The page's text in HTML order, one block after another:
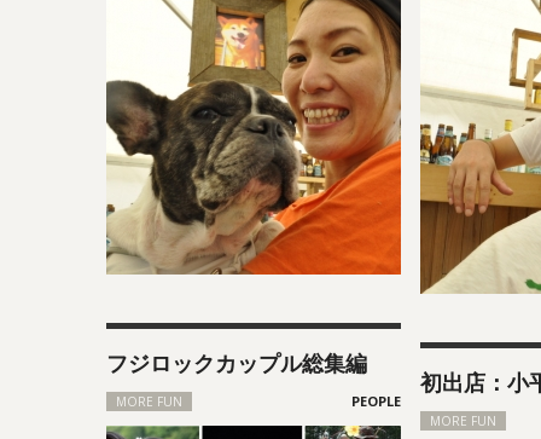
フジロックカップル総集編
MORE FUN
初出店：小
MORE FUN